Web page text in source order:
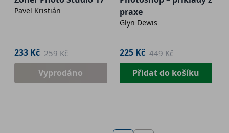
Pavel Kristián
233 Kč 259 Kč
Vyprodáno
praxe
Glyn Dewis
225 Kč 449 Kč
Přidat do košíku